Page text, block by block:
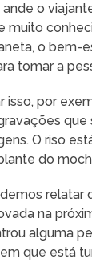
o
muito
o bem-
tomar a
isso, por
que
O riso
do
relatar
na
alguma
que está